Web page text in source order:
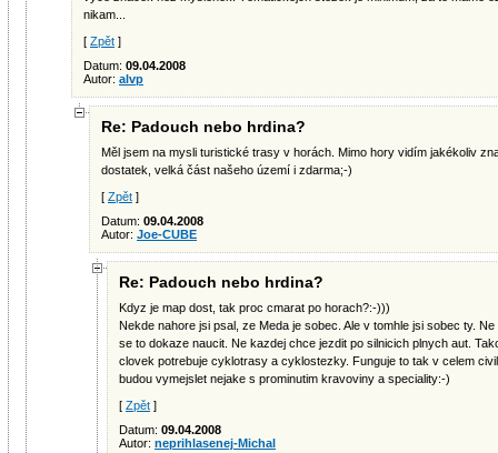
nikam...
[ Zpět ]
Datum: 09.04.2008
Autor: alvp
Re: Padouch nebo hrdina?
Měl jsem na mysli turistické trasy v horách. Mimo hory vidím jakékoliv
dostatek, velká část našeho území i zdarma;-)
[ Zpět ]
Datum: 09.04.2008
Autor: Joe-CUBE
Re: Padouch nebo hrdina?
Kdyz je map dost, tak proc cmarat po horach?:-)))
Nekde nahore jsi psal, ze Meda je sobec. Ale v tomhle jsi sobec ty.
se to dokaze naucit. Ne kazdej chce jezdit po silnicich plnych aut.
clovek potrebuje cyklotrasy a cyklostezky. Funguje to tak v celem
budou vymejslet nejake s prominutim kravoviny a speciality:-)
[ Zpět ]
Datum: 09.04.2008
Autor: neprihlasenej-Michal